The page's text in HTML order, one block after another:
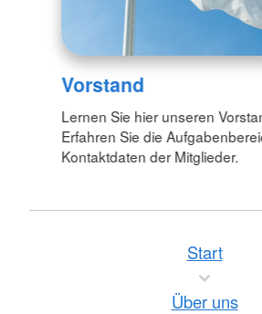
Vorstand
Lernen Sie hier unseren
Erfahren Sie die
Kontaktdaten der Mitglieder.
Start
Über uns